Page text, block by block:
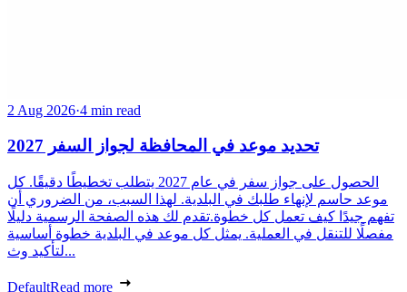
2 Aug 2026·4 min read
تحديد موعد في المحافظة لجواز السفر 2027
الحصول على جواز سفر في عام 2027 يتطلب تخطيطًا دقيقًا. كل
موعد حاسم لإنهاء طلبك في البلدية. لهذا السبب، من الضروري أن
تفهم جيدًا كيف تعمل كل خطوة.تقدم لك هذه الصفحة الرسمية دليلًا
مفصلًا للتنقل في العملية. يمثل كل موعد في البلدية خطوة أساسية
لتأكيد وث...
DefaultRead more